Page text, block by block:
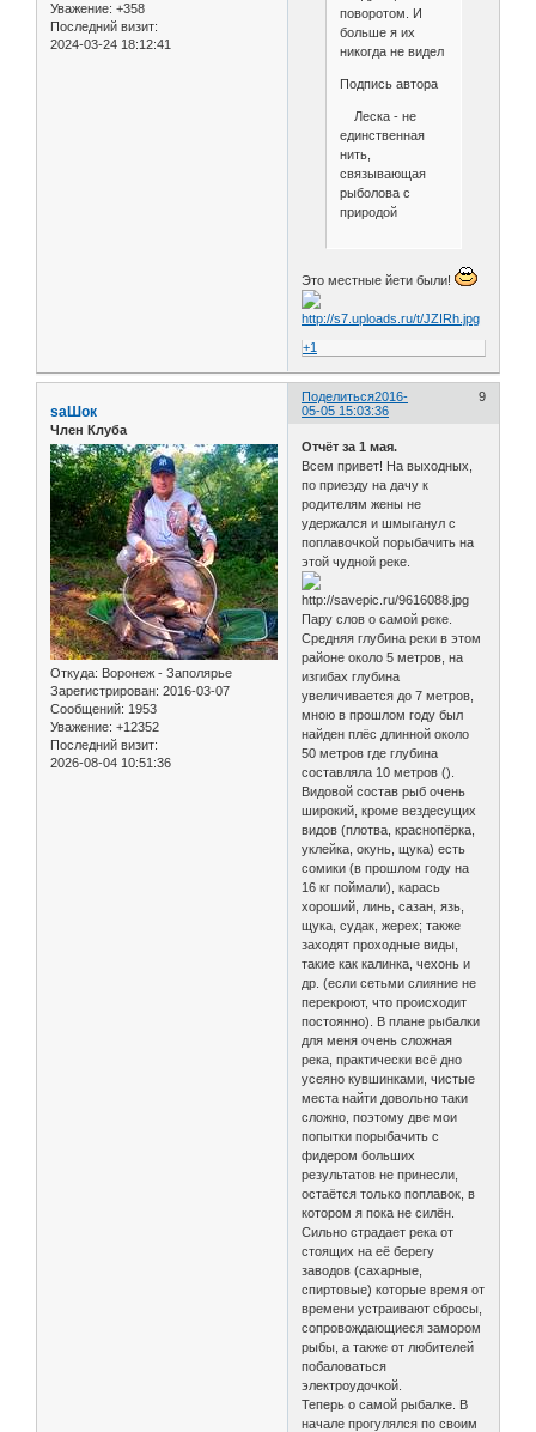
Уважение: +358
Последний визит:
2024-03-24 18:12:41
поворотом. И
больше я их
никогда не видел
Подпись автора
Леска - не
единственная
нить,
связывающая
рыболова с
природой
Это местные йети были!
+1
Поделиться 9
2016-
05-05 15:03:36
saШок
Член Клуба
Откуда: Воронеж - Заполярье
Зарегистрирован: 2016-03-07
Сообщений: 1953
Уважение: +12352
Последний визит:
2026-08-04 10:51:36
Отчёт за 1 мая.
Всем привет! На выходных,
по приезду на дачу к
родителям жены не
удержался и шмыганул с
поплавочкой порыбачить на
этой чудной реке.
Пару слов о самой реке.
Средняя глубина реки в этом
районе около 5 метров, на
изгибах глубина
увеличивается до 7 метров,
мною в прошлом году был
найден плёс длинной около
50 метров где глубина
составляла 10 метров ().
Видовой состав рыб очень
широкий, кроме вездесущих
видов (плотва, краснопёрка,
уклейка, окунь, щука) есть
сомики (в прошлом году на
16 кг поймали), карась
хороший, линь, сазан, язь,
щука, судак, жерех; также
заходят проходные виды,
такие как калинка, чехонь и
др. (если сетьми слияние не
перекроют, что происходит
постоянно). В плане рыбалки
для меня очень сложная
река, практически всё дно
усеяно кувшинками, чистые
места найти довольно таки
сложно, поэтому две мои
попытки порыбачить с
фидером больших
результатов не принесли,
остаётся только поплавок, в
котором я пока не силён.
Сильно страдает река от
стоящих на её берегу
заводов (сахарные,
спиртовые) которые время от
времени устраивают сбросы,
сопровождающиеся замором
рыбы, а также от любителей
побаловаться
электроудочкой.
Теперь о самой рыбалке. В
начале прогулялся по своим